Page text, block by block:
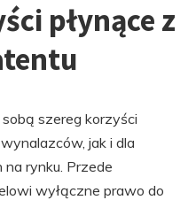
płynące z
szereg korzyści
jak i dla
rynku. Przede
wyłączne prawo do